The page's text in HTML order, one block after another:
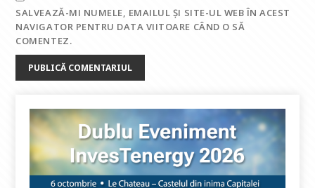
SALVEAZĂ-MI NUMELE, EMAILUL ȘI SITE-UL WEB ÎN ACEST
NAVIGATOR PENTRU DATA VIITOARE CÂND O SĂ
COMENTEZ.